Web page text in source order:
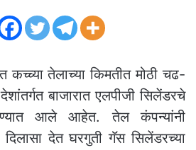
कच्च्या तेलाच्या किमतीत मोठी चढ-
बाजारात एलपीजी सिलेंडरचे
आले आहेत. तेल कंपन्यांनी
दिलासा देत घरगुती गॅस सिलेंडरच्या